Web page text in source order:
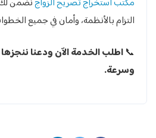
التزام بالأنظمة، وأمان في جميع
📞اطلب الخدمة الآن ودعنا ننجزها
وسرعة.